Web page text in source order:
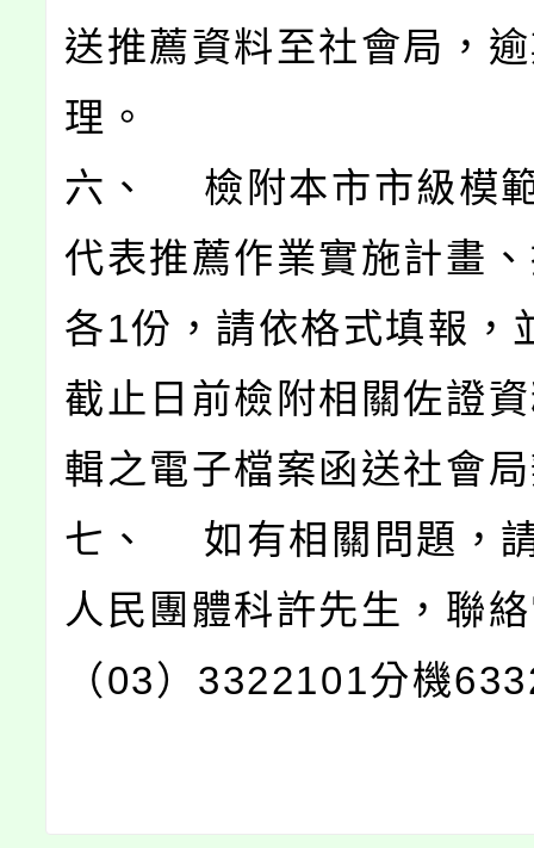
送推薦資料至社會局，
理。
六、 檢附本市市級模
代表推薦作業實施計畫
各1份，請依格式填報，
截止日前檢附相關佐證
輯之電子檔案函送社會
七、 如有相關問題，
人民團體科許先生，聯
（03）3322101分機